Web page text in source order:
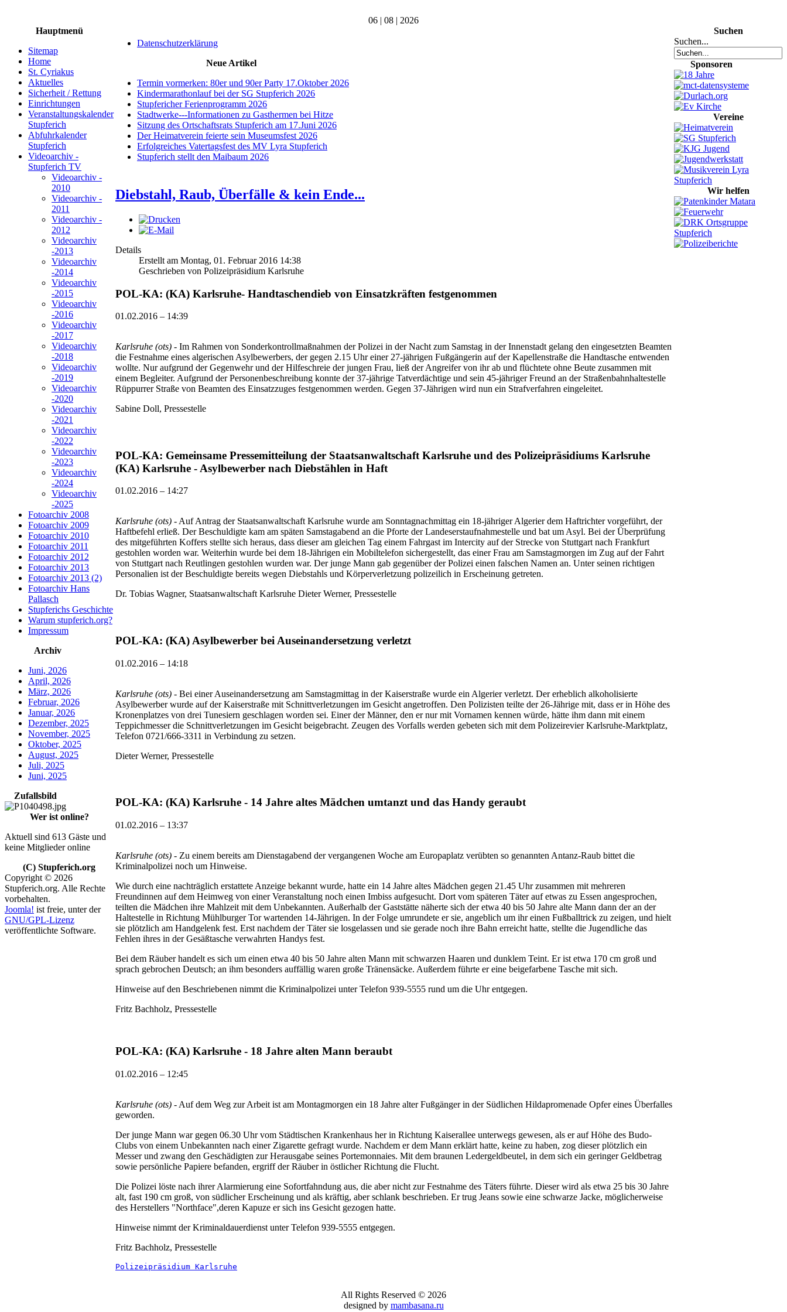
06 | 08 | 2026
Hauptmenü
Sitemap
Home
St. Cyriakus
Aktuelles
Sicherheit / Rettung
Einrichtungen
Veranstaltungskalender
Stupferich
Abfuhrkalender
Stupferich
Videoarchiv -
Stupferich TV
Videoarchiv -
2010
Videoarchiv -
2011
Videoarchiv -
2012
Videoarchiv
-2013
Videoarchiv
-2014
Videoarchiv
-2015
Videoarchiv
-2016
Videoarchiv
-2017
Videoarchiv
-2018
Videoarchiv
-2019
Videoarchiv
-2020
Videoarchiv
-2021
Videoarchiv
-2022
Videoarchiv
-2023
Videoarchiv
-2024
Videoarchiv
-2025
Fotoarchiv 2008
Fotoarchiv 2009
Fotoarchiv 2010
Fotoarchiv 2011
Fotoarchiv 2012
Fotoarchiv 2013
Fotoarchiv 2013 (2)
Fotoarchiv Hans
Pallasch
Stupferichs Geschichte
Warum stupferich.org?
Impressum
Archiv
Juni, 2026
April, 2026
März, 2026
Februar, 2026
Januar, 2026
Dezember, 2025
November, 2025
Oktober, 2025
August, 2025
Juli, 2025
Juni, 2025
Zufallsbild
Wer ist online?
Aktuell sind 613 Gäste und
keine Mitglieder online
(C) Stupferich.org
Copyright © 2026
Stupferich.org. Alle Rechte
vorbehalten.
Joomla! ist freie, unter der
GNU/GPL-Lizenz
veröffentlichte Software.
Datenschutzerklärung
Neue Artikel
Termin vormerken: 80er und 90er Party 17.Oktober 2026
Kindermarathonlauf bei der SG Stupferich 2026
Stupfericher Ferienprogramm 2026
Stadtwerke---Informationen zu Gasthermen bei Hitze
Sitzung des Ortschaftsrats Stupferich am 17.Juni 2026
Der Heimatverein feierte sein Museumsfest 2026
Erfolgreiches Vatertagsfest des MV Lyra Stupferich
Stupferich stellt den Maibaum 2026
Diebstahl, Raub, Überfälle & kein Ende...
Details
Erstellt am Montag, 01. Februar 2016 14:38
Geschrieben von Polizeipräsidium Karlsruhe
POL-KA: (KA) Karlsruhe- Handtaschendieb von Einsatzkräften festgenommen
01.02.2016 – 14:39
Karlsruhe (ots) - Im Rahmen von Sonderkontrollmaßnahmen der Polizei in der Nacht zum Samstag in der Innenstadt gelang den eingesetzten Beamten
die Festnahme eines algerischen Asylbewerbers, der gegen 2.15 Uhr einer 27-jährigen Fußgängerin auf der Kapellenstraße die Handtasche entwenden
wollte. Nur aufgrund der Gegenwehr und der Hilfeschreie der jungen Frau, ließ der Angreifer von ihr ab und flüchtete ohne Beute zusammen mit
einem Begleiter. Aufgrund der Personenbeschreibung konnte der 37-jährige Tatverdächtige und sein 45-jähriger Freund an der Straßenbahnhaltestelle
Rüppurrer Straße von Beamten des Einsatzzuges festgenommen werden. Gegen 37-Jährigen wird nun ein Strafverfahren eingeleitet.
Sabine Doll, Pressestelle
POL-KA: Gemeinsame Pressemitteilung der Staatsanwaltschaft Karlsruhe und des Polizeipräsidiums Karlsruhe
(KA) Karlsruhe - Asylbewerber nach Diebstählen in Haft
01.02.2016 – 14:27
Karlsruhe (ots) - Auf Antrag der Staatsanwaltschaft Karlsruhe wurde am Sonntagnachmittag ein 18-jähriger Algerier dem Haftrichter vorgeführt, der
Haftbefehl erließ. Der Beschuldigte kam am späten Samstagabend an die Pforte der Landeserstaufnahmestelle und bat um Asyl. Bei der Überprüfung
des mitgeführten Koffers stellte sich heraus, dass dieser am gleichen Tag einem Fahrgast im Intercity auf der Strecke von Stuttgart nach Frankfurt
gestohlen worden war. Weiterhin wurde bei dem 18-Jährigen ein Mobiltelefon sichergestellt, das einer Frau am Samstagmorgen im Zug auf der Fahrt
von Stuttgart nach Reutlingen gestohlen wurden war. Der junge Mann gab gegenüber der Polizei einen falschen Namen an. Unter seinen richtigen
Personalien ist der Beschuldigte bereits wegen Diebstahls und Körperverletzung polizeilich in Erscheinung getreten.
Dr. Tobias Wagner, Staatsanwaltschaft Karlsruhe Dieter Werner, Pressestelle
POL-KA: (KA) Asylbewerber bei Auseinandersetzung verletzt
01.02.2016 – 14:18
Karlsruhe (ots) - Bei einer Auseinandersetzung am Samstagmittag in der Kaiserstraße wurde ein Algerier verletzt. Der erheblich alkoholisierte
Asylbewerber wurde auf der Kaiserstraße mit Schnittverletzungen im Gesicht angetroffen. Den Polizisten teilte der 26-Jährige mit, dass er in Höhe des
Kronenplatzes von drei Tunesiern geschlagen worden sei. Einer der Männer, den er nur mit Vornamen kennen würde, hätte ihm dann mit einem
Teppichmesser die Schnittverletzungen im Gesicht beigebracht. Zeugen des Vorfalls werden gebeten sich mit dem Polizeirevier Karlsruhe-Marktplatz,
Telefon 0721/666-3311 in Verbindung zu setzen.
Dieter Werner, Pressestelle
POL-KA: (KA) Karlsruhe - 14 Jahre altes Mädchen umtanzt und das Handy geraubt
01.02.2016 – 13:37
Karlsruhe (ots) - Zu einem bereits am Dienstagabend der vergangenen Woche am Europaplatz verübten so genannten Antanz-Raub bittet die
Kriminalpolizei noch um Hinweise.
Wie durch eine nachträglich erstattete Anzeige bekannt wurde, hatte ein 14 Jahre altes Mädchen gegen 21.45 Uhr zusammen mit mehreren
Freundinnen auf dem Heimweg von einer Veranstaltung noch einen Imbiss aufgesucht. Dort vom späteren Täter auf etwas zu Essen angesprochen,
teilten die Mädchen ihre Mahlzeit mit dem Unbekannten. Außerhalb der Gaststätte näherte sich der etwa 40 bis 50 Jahre alte Mann dann der an der
Haltestelle in Richtung Mühlburger Tor wartenden 14-Jährigen. In der Folge umrundete er sie, angeblich um ihr einen Fußballtrick zu zeigen, und hielt
sie plötzlich am Handgelenk fest. Erst nachdem der Täter sie losgelassen und sie gerade noch ihre Bahn erreicht hatte, stellte die Jugendliche das
Fehlen ihres in der Gesäßtasche verwahrten Handys fest.
Bei dem Räuber handelt es sich um einen etwa 40 bis 50 Jahre alten Mann mit schwarzen Haaren und dunklem Teint. Er ist etwa 170 cm groß und
sprach gebrochen Deutsch; an ihm besonders auffällig waren große Tränensäcke. Außerdem führte er eine beigefarbene Tasche mit sich.
Hinweise auf den Beschriebenen nimmt die Kriminalpolizei unter Telefon 939-5555 rund um die Uhr entgegen.
Fritz Bachholz, Pressestelle
POL-KA: (KA) Karlsruhe - 18 Jahre alten Mann beraubt
01.02.2016 – 12:45
Karlsruhe (ots) - Auf dem Weg zur Arbeit ist am Montagmorgen ein 18 Jahre alter Fußgänger in der Südlichen Hildapromenade Opfer eines Überfalles
geworden.
Der junge Mann war gegen 06.30 Uhr vom Städtischen Krankenhaus her in Richtung Kaiserallee unterwegs gewesen, als er auf Höhe des Budo-
Clubs von einem Unbekannten nach einer Zigarette gefragt wurde. Nachdem er dem Mann erklärt hatte, keine zu haben, zog dieser plötzlich ein
Messer und zwang den Geschädigten zur Herausgabe seines Portemonnaies. Mit dem braunen Ledergeldbeutel, in dem sich ein geringer Geldbetrag
sowie persönliche Papiere befanden, ergriff der Räuber in östlicher Richtung die Flucht.
Die Polizei löste nach ihrer Alarmierung eine Sofortfahndung aus, die aber nicht zur Festnahme des Täters führte. Dieser wird als etwa 25 bis 30 Jahre
alt, fast 190 cm groß, von südlicher Erscheinung und als kräftig, aber schlank beschrieben. Er trug Jeans sowie eine schwarze Jacke, möglicherweise
des Herstellers "Northface",deren Kapuze er sich ins Gesicht gezogen hatte.
Hinweise nimmt der Kriminaldauerdienst unter Telefon 939-5555 entgegen.
Fritz Bachholz, Pressestelle
Polizeipräsidium Karlsruhe
Suchen
Suchen...
Sponsoren
Vereine
Wir helfen
All Rights Reserved © 2026
designed by mambasana.ru